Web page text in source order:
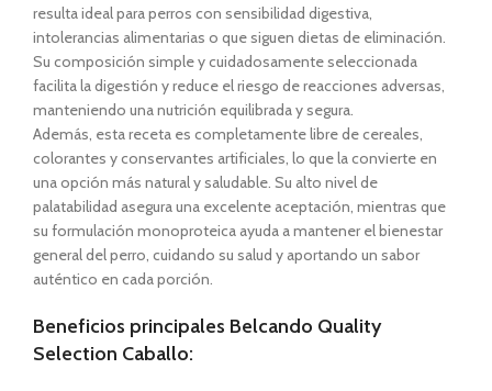
resulta ideal para perros con sensibilidad digestiva,
intolerancias alimentarias o que siguen dietas de eliminación.
Su composición simple y cuidadosamente seleccionada
facilita la digestión y reduce el riesgo de reacciones adversas,
manteniendo una nutrición equilibrada y segura.
Además, esta receta es completamente libre de cereales,
colorantes y conservantes artificiales, lo que la convierte en
una opción más natural y saludable. Su alto nivel de
palatabilidad asegura una excelente aceptación, mientras que
su formulación monoproteica ayuda a mantener el bienestar
general del perro, cuidando su salud y aportando un sabor
auténtico en cada porción.
Beneficios principales Belcando Quality
Selection Caballo: